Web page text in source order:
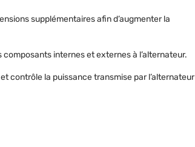
supplémentaires afin d’augmenter la
internes et externes à l’alternateur.
contrôle la puissance transmise par l’alternateur